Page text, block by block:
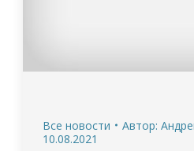
Все новости Автор:
10.08.2021